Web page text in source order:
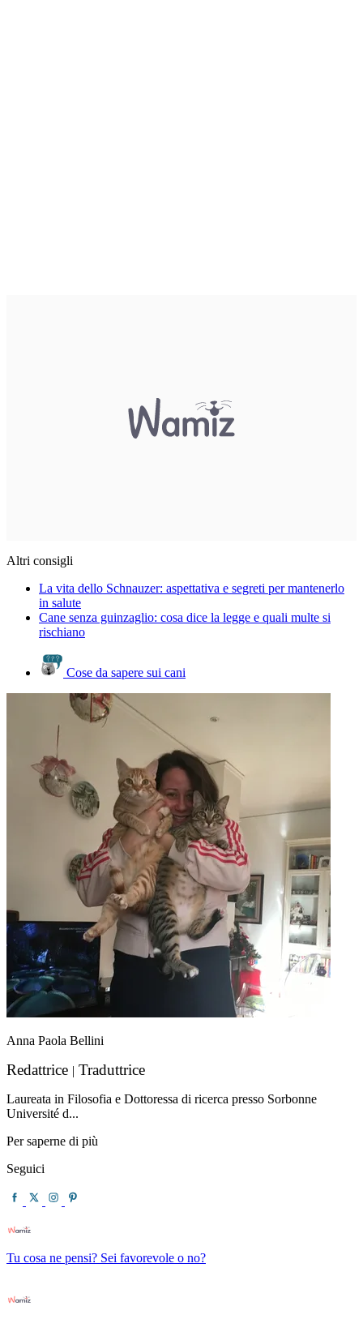
Altri consigli
La vita dello Schnauzer: aspettativa e segreti per mantenerlo
in salute
Cane senza guinzaglio: cosa dice la legge e quali multe si
rischiano
Cose da sapere sui cani
Anna Paola Bellini
Redattrice | Traduttrice
Laureata in Filosofia e Dottoressa di ricerca presso Sorbonne
Université d...
Per saperne di più
Seguici
Tu cosa ne pensi? Sei favorevole o no?